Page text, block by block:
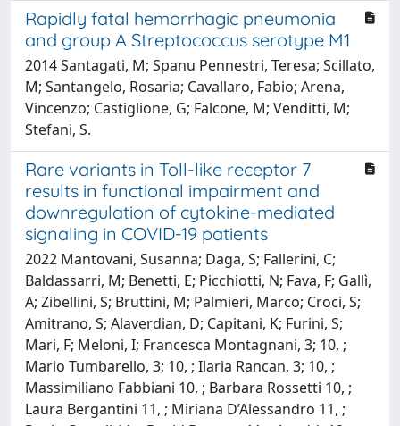
Rapidly fatal hemorrhagic pneumonia
and group A Streptococcus serotype M1
2014 Santagati, M; Spanu Pennestri, Teresa; Scillato,
M; Santangelo, Rosaria; Cavallaro, Fabio; Arena,
Vincenzo; Castiglione, G; Falcone, M; Venditti, M;
Stefani, S.
Rare variants in Toll-like receptor 7
results in functional impairment and
downregulation of cytokine-mediated
signaling in COVID-19 patients
2022 Mantovani, Susanna; Daga, S; Fallerini, C;
Baldassarri, M; Benetti, E; Picchiotti, N; Fava, F; Gallì,
A; Zibellini, S; Bruttini, M; Palmieri, Marco; Croci, S;
Amitrano, S; Alaverdian, D; Capitani, K; Furini, S;
Mari, F; Meloni, I; Francesca Montagnani, 3; 10, ;
Mario Tumbarello, 3; 10, ; Ilaria Rancan, 3; 10, ;
Massimiliano Fabbiani 10, ; Barbara Rossetti 10, ;
Laura Bergantini 11, ; Miriana D’Alessandro 11, ;